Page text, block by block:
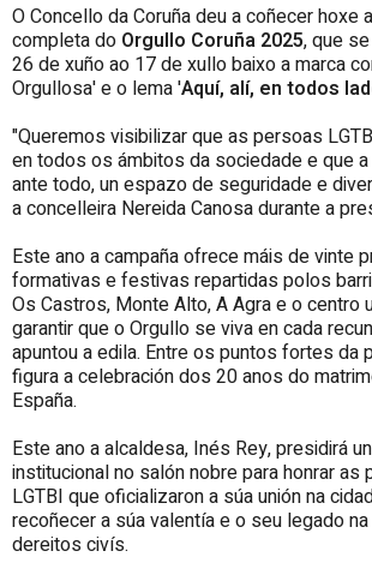
O Concello da Coruña deu a coñecer hoxe
completa do Orgullo Coruña 2025, que
26 de xuño ao 17 de xullo baixo a marca
Orgullosa' e o lema 'Aquí, alí, en todos
"Queremos visibilizar que as persoas
en todos os ámbitos da sociedade e que
ante todo, un espazo de seguridade e
a concelleira Nereida Canosa durante a
Este ano a campaña ofrece máis de vinte
formativas e festivas repartidas polos
Os Castros, Monte Alto, A Agra e o centro
garantir que o Orgullo se viva en cada
apuntou a edila. Entre os puntos fortes da
figura a celebración dos 20 anos do
España.
Este ano a alcaldesa, Inés Rey, presidirá
institucional no salón nobre para honrar as
LGTBI que oficializaron a súa unión na
recoñecer a súa valentía e o seu legado
dereitos civís.